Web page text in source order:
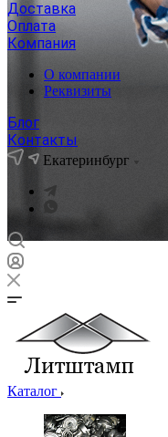
Доставка
Оплата
Компания
О компании
Реквизиты
Блог
Контакты
Екатеринбург
Каталог